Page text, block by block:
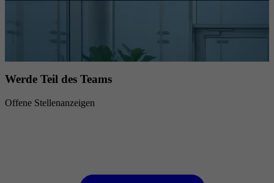
Werde Teil des Teams
Offene Stellenanzeigen